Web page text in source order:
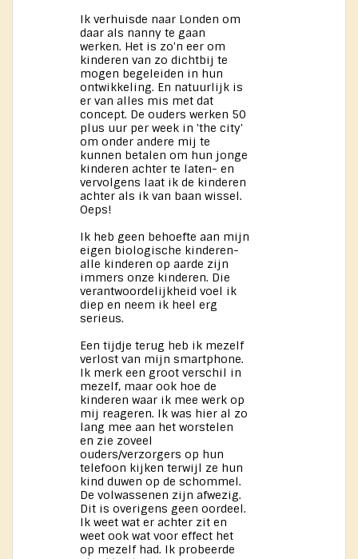
Ik verhuisde naar Londen om
daar als nanny te gaan
werken. Het is zo'n eer om
kinderen van zo dichtbij te
mogen begeleiden in hun
ontwikkeling. En natuurlijk is
er van alles mis met dat
concept. De ouders werken 50
plus uur per week in 'the city'
om onder andere mij te
kunnen betalen om hun jonge
kinderen achter te laten- en
vervolgens laat ik de kinderen
achter als ik van baan wissel.
Oeps!
Ik heb geen behoefte aan mijn
eigen biologische kinderen-
alle kinderen op aarde zijn
immers onze kinderen. Die
verantwoordelijkheid voel ik
diep en neem ik heel erg
serieus.
Een tijdje terug heb ik mezelf
verlost van mijn smartphone.
Ik merk een groot verschil in
mezelf, maar ook hoe de
kinderen waar ik mee werk op
mij reageren. Ik was hier al zo
lang mee aan het worstelen
en zie zoveel
ouders/verzorgers op hun
telefoon kijken terwijl ze hun
kind duwen op de schommel.
De volwassenen zijn afwezig.
Dit is overigens geen oordeel.
Ik weet wat er achter zit en
weet ook wat voor effect het
op mezelf had. Ik probeerde